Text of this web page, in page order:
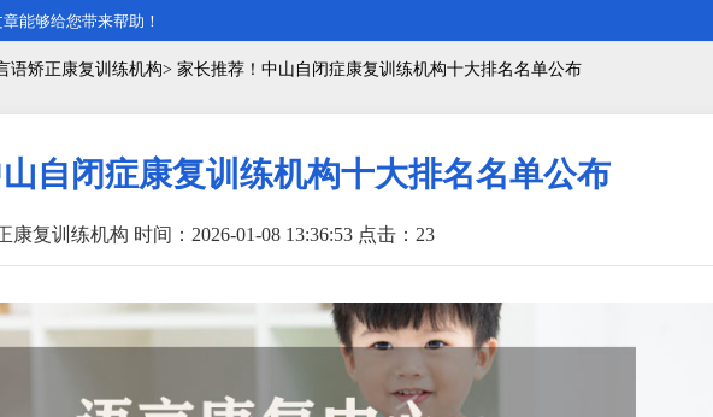
能够给您带来帮助！
语矫正康复训练机构> 家长推荐！中山自闭症康复训练机构十大排名名单公布
自闭症康复训练机构十大排名名单公布
康复训练机构 时间：2026-01-08 13:36:53 点击： 23